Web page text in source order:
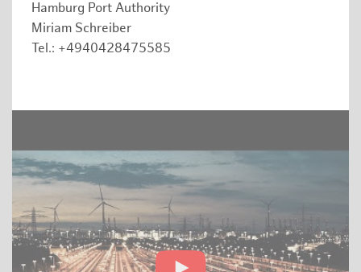
Hamburg Port Authority
Miriam Schreiber
Tel.: +4940428475585